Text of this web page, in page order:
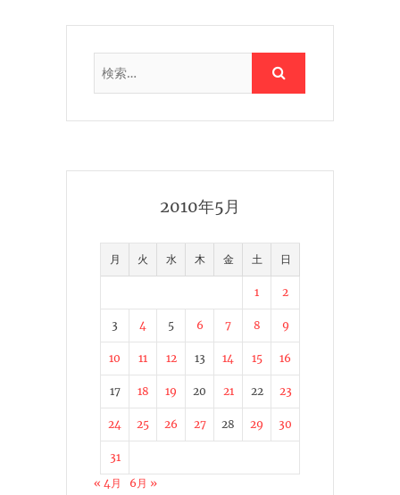
2010年5月
月 火 水 木 金 土 日
1 2
3 4 5 6 7 8 9
10 11 12 13 14 15 16
17 18 19 20 21 22 23
24 25 26 27 28 29 30
31
« 4月
6月 »